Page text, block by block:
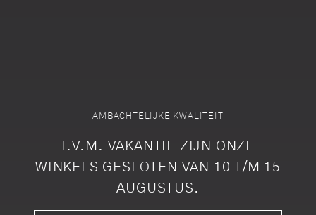
AMBACHTELIJKE KWALITEIT
I.V.M. VAKANTIE ZIJN ONZE
WINKELS GESLOTEN VAN 10 T/M 15
AUGUSTUS.